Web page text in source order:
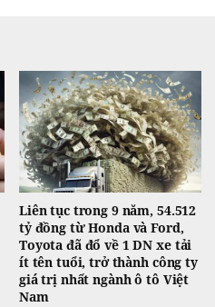
Liên tục trong 9 năm, 54.512
tỷ đồng từ Honda và Ford,
Toyota đã đổ về 1 DN xe tải
ít tên tuổi, trở thành công ty
giá trị nhất ngành ô tô Việt
Nam